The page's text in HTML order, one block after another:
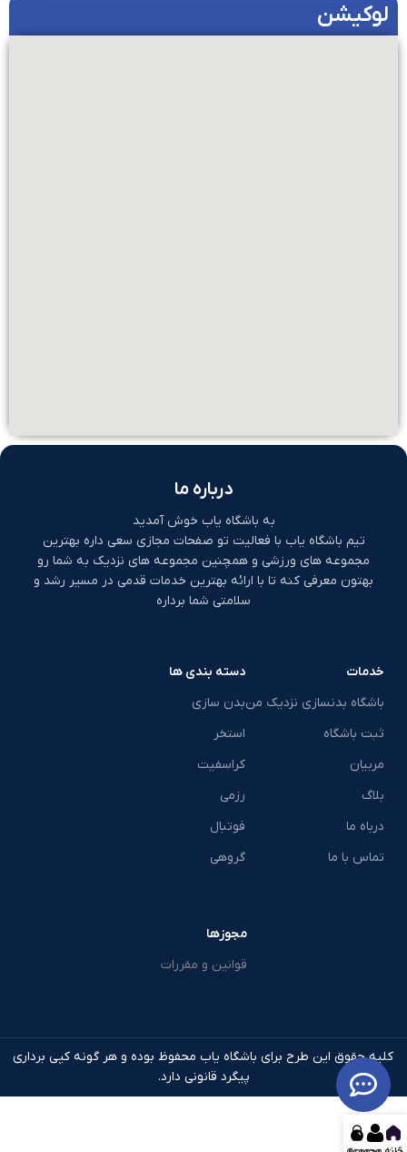
لوکیشن
درباره ما
به باشگاه یاب خوش آمدید
تیم باشگاه یاب با فعالیت تو صفحات مجازی سعی داره بهترین
مجموعه های ورزشی و همچنین مجموعه های نزدیک به شما رو
بهتون معرفی کنه تا با ارائه بهترین خدمات قدمی در مسیر رشد و
سلامتی شما برداره
خدمات
باشگاه بدنسازی نزدیک من
ثبت باشگاه
مربیان
بلاگ
درباه ما
تماس با ما
دسته بندی ها
بدن سازی
استخر
کراسفیت
رزمی
فوتبال
گروهی
مجوزها
قوانین و مقررات
کلیه حقوق این طرح برای باشگاه یاب محفوظ بوده و هر گونه کپی برداری
پیگرد قانونی دارد.